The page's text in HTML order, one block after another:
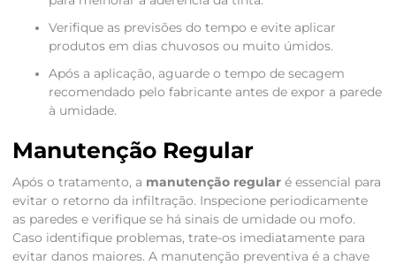
Verifique as previsões do tempo e evite aplicar
produtos em dias chuvosos ou muito úmidos.
Após a aplicação, aguarde o tempo de secagem
recomendado pelo fabricante antes de expor a parede
à umidade.
Manutenção Regular
Após o tratamento, a manutenção regularé essencial para
evitar o retorno da infiltração. Inspecione periodicamente
as paredes e verifique se há sinais de umidade ou mofo.
Caso identifique problemas, trate-os imediatamente para
evitar danos maiores. A manutenção preventiva é a chave